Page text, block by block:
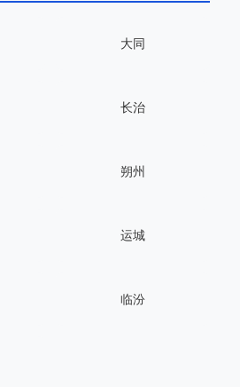
大同
长治
朔州
运城
临汾